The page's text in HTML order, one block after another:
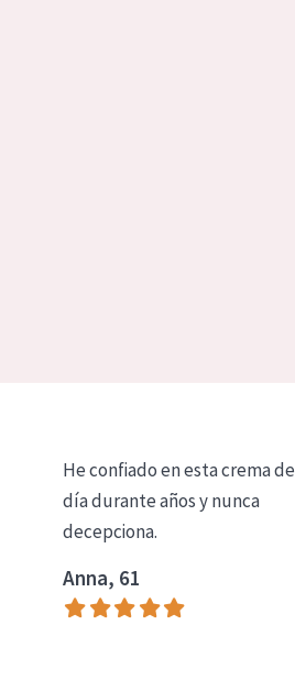
He confiado en esta crema de
día durante años y nunca
decepciona.
Anna, 61